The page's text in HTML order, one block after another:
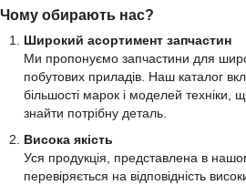
Чому обирають нас?
Широкий асортимент запчастин
Ми пропонуємо запчастини для
побутових приладів. Наш каталог
більшості марок і моделей техніки,
знайти потрібну деталь.
Висока якість
Уся продукція, представлена в
перевіряється на відповідність